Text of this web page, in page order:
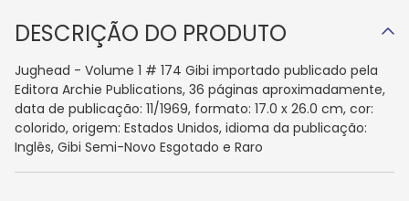
DESCRIÇÃO DO PRODUTO
Jughead - Volume 1 # 174 Gibi importado publicado pela
Editora Archie Publications, 36 páginas aproximadamente,
data de publicação: 11/1969, formato: 17.0 x 26.0 cm, cor:
colorido, origem: Estados Unidos, idioma da publicação:
Inglês, Gibi Semi-Novo Esgotado e Raro